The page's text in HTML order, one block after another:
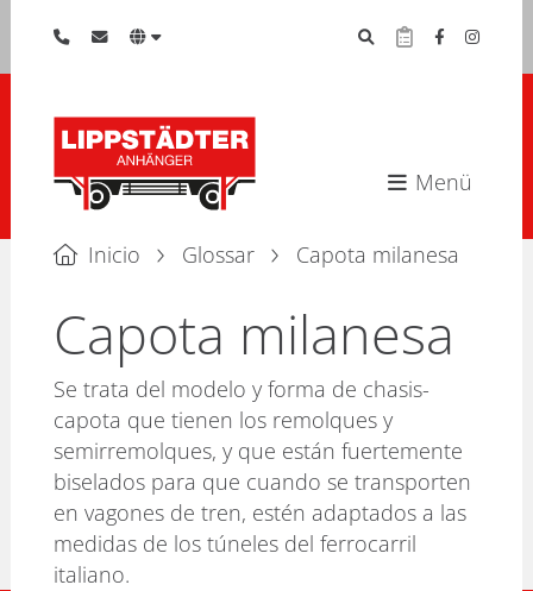
Menü
Inicio Glossar Capota milanesa
Capota milanesa
Se trata del modelo y forma de chasis-
capota que tienen los remolques y
semirremolques, y que están fuertemente
biselados para que cuando se transporten
en vagones de tren, estén adaptados a las
medidas de los túneles del ferrocarril
italiano.